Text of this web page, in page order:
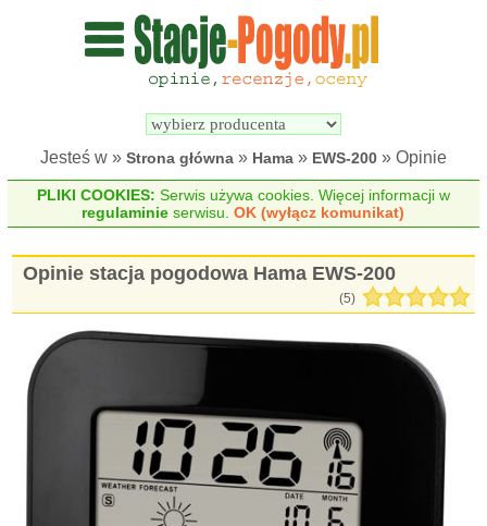
Wyszukiwarka
pogodowych
Jesteś w » Strona główna » Hama » EWS-200 » Opinie
PLIKI COOKIES: Serwis używa cookies. Więcej informacji w
regulaminie serwisu.OK (wyłącz komunikat)
Opinie stacja pogodowa Hama EWS-200
(5)